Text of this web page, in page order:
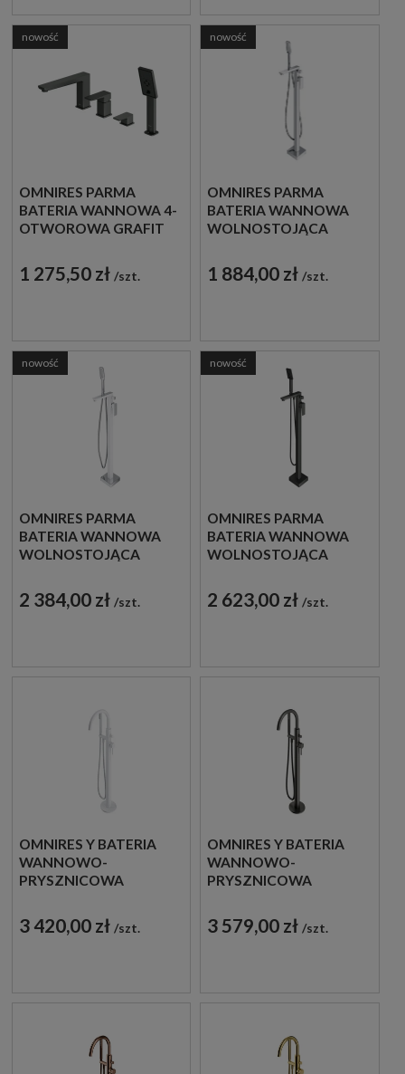
OMNIRES PARMA
BATERIA WANNOWA 4-
OTWOROWA GRAFIT
PM7432GR
1 275,50 zł szt.
nowość
OMNIRES PARMA
BATERIA WANNOWA
WOLNOSTOJĄCA
PM7433CR
1 884,00 zł szt.
nowość
OMNIRES PARMA
BATERIA WANNOWA
WOLNOSTOJĄCA
PM7433CRB
2 384,00 zł szt.
nowość
OMNIRES PARMA
BATERIA WANNOWA
WOLNOSTOJĄCA
SZCZOTKOWANY
PM7433GR
2 623,00 zł szt.
nowość
OMNIRES Y BATERIA
WANNOWO-
PRYSZNICOWA
MATOWA Y1233-SWM
3 420,00 zł szt.
OMNIRES Y BATERIA
WANNOWO-
PRYSZNICOWA
GRAFIT
SZCZOTKOWANY
3 579,00 zł szt.